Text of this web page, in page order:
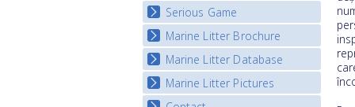
Watch Troubled Waters
Serious Game
Start the game
Marine Litter Brochure
Marine Litter Database
Marine Litter Pictures